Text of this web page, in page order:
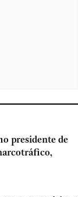
presidente de